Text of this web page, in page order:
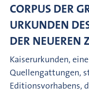
CORPUS DER
URKUNDEN
DER NEUEREN
Kaiserurkunden,
Quellengattungen,
Editionsvorhabens,